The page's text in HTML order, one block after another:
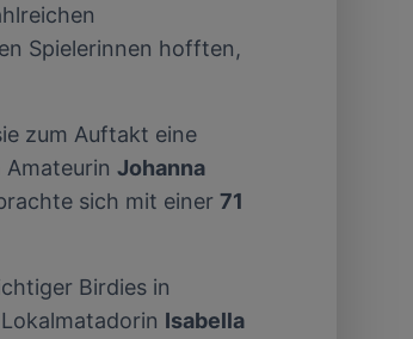
Spielerinnen hofften,
zum Auftakt eine
Amateurin Johanna
sich mit einer 71
Birdies in
Isabella